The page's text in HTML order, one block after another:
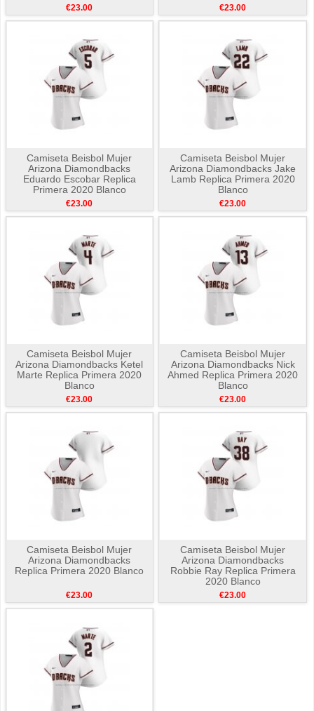
€23.00 €23.00
Camiseta Beisbol Mujer
Arizona Diamondbacks
Eduardo Escobar Replica
Primera 2020 Blanco
€23.00
Camiseta Beisbol Mujer
Arizona Diamondbacks Jake
Lamb Replica Primera 2020
Blanco
€23.00
Camiseta Beisbol Mujer
Arizona Diamondbacks Ketel
Marte Replica Primera 2020
Blanco
€23.00
Camiseta Beisbol Mujer
Arizona Diamondbacks Nick
Ahmed Replica Primera 2020
Blanco
€23.00
Camiseta Beisbol Mujer
Arizona Diamondbacks
Replica Primera 2020 Blanco
€23.00
Camiseta Beisbol Mujer
Arizona Diamondbacks
Robbie Ray Replica Primera
2020 Blanco
€23.00